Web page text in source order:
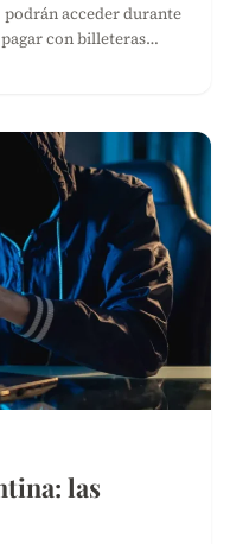
acceder durante
con billeteras…
las